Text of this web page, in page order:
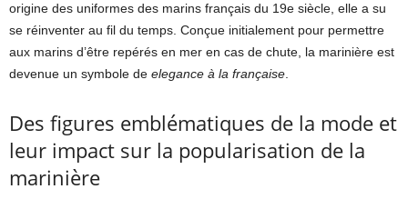
origine des uniformes des marins français du 19e siècle, elle a su
se réinventer au fil du temps. Conçue initialement pour permettre
aux marins d’être repérés en mer en cas de chute, la marinière est
devenue un symbole de elegance à la française
Des figures emblématiques de la mode et
leur impact sur la popularisation de la
marinière